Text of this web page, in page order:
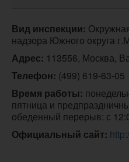
Вид инспекции:
надзора Южного округа
Адрес: 113556, Москва,
Телефон: (499) 619-63-05
Время работы:
пятница и
обеденный перерыв: с
Официальный сайт: